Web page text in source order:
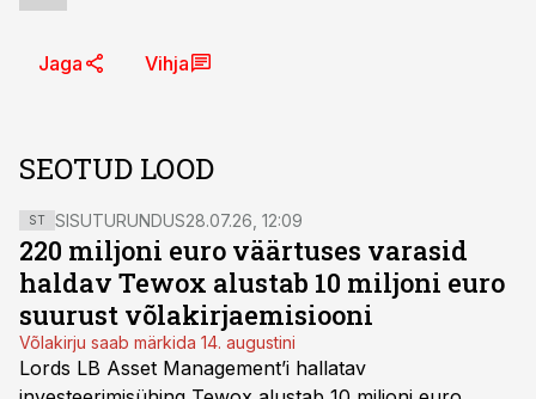
Jaga Vihja
SEOTUD LOOD
ST SISUTURUNDUS28.07.26, 12:09
220 miljoni euro väärtuses varasid
haldav Tewox alustab 10 miljoni euro
suurust võlakirjaemisiooni
Võlakirju saab märkida 14. augustini
Lords LB Asset Management’i hallatav